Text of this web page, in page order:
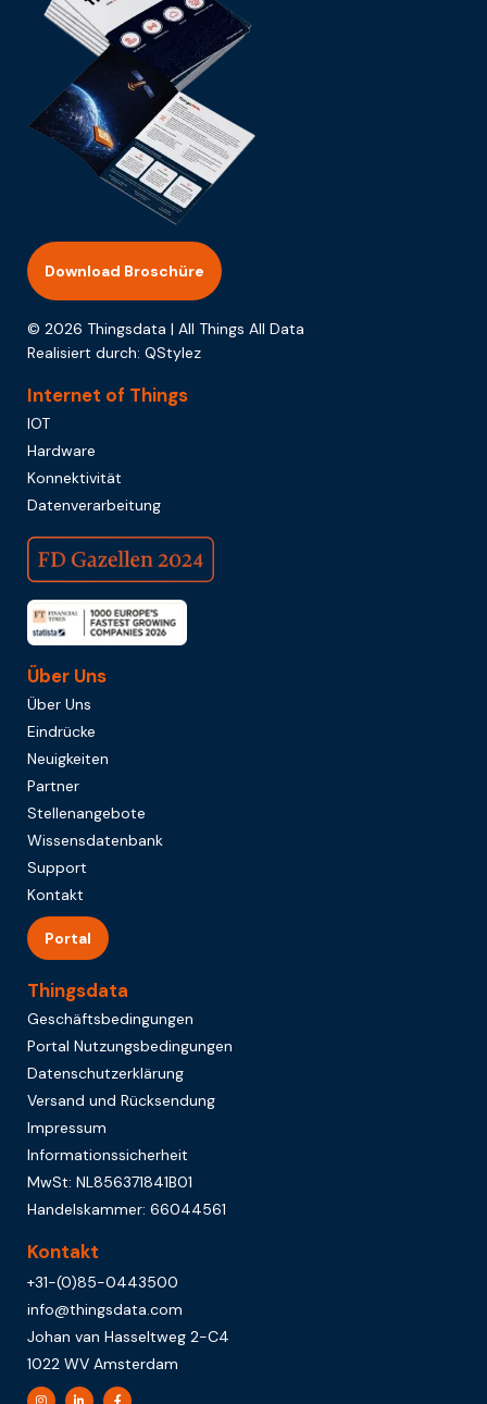
Download Broschüre
© 2026 Thingsdata | All Things All Data
Realisiert durch: QStylez
Internet of Things
IOT
Hardware
Konnektivität
Datenverarbeitung
Über Uns
Über Uns
Eindrücke
Neuigkeiten
Partner
Stellenangebote
Wissensdatenbank
Support
Kontakt
Portal
Thingsdata
Geschäftsbedingungen
Portal Nutzungsbedingungen
Datenschutzerklärung
Versand und Rücksendung
Impressum
Informationssicherheit
MwSt: NL856371841B01
Handelskammer: 66044561
Kontakt
+31-(0)85-0443500
info@thingsdata.com
Johan van Hasseltweg 2-C4
1022 WV Amsterdam